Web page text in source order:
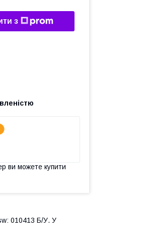
з
ви можете купити
010413 Б/У. У